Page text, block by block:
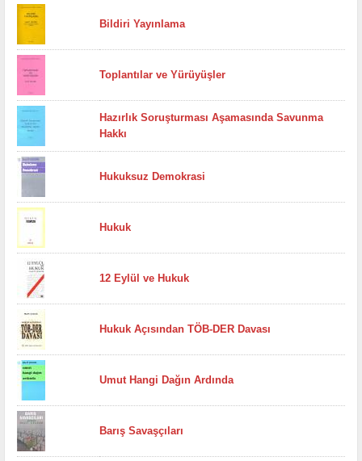
Bildiri Yayınlama
Toplantılar ve Yürüyüşler
Hazırlık Soruşturması Aşamasında Savunma
Hakkı
Hukuksuz Demokrasi
Hukuk
12 Eylül ve Hukuk
Hukuk Açısından TÖB-DER Davası
Umut Hangi Dağın Ardında
Barış Savaşçıları